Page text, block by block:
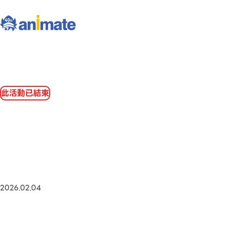
此活動已結束
2026.02.04